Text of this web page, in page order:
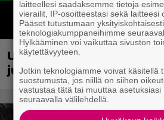
Uraauurtava
julkaistiin uudistettuna
laitteellesi saadaksemme tietoja
vierailit, IP-osoitteestasi sekä laitteesi
Pääset tutustumaan
teknologiakumppaneihimme
Hylkääminen voi vaikuttaa sivuston
käytettävyyteen.
Jotkin teknologiamme voivat käsitellä
suostumusta, jos niillä on siihen
vastustaa tätä tai muuttaa asetuksiasi
seuraavalla välilehdellä.